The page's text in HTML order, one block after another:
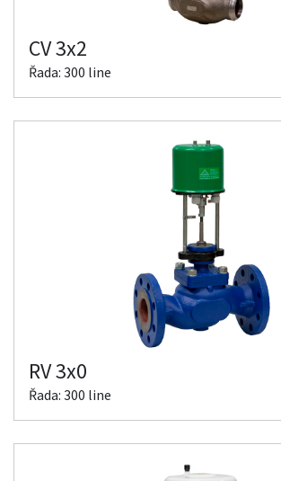
CV 3x2
Řada: 300 line
RV 3x0
Řada: 300 line